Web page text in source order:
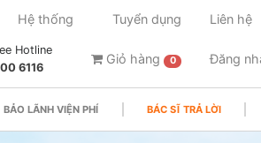
Hệ thống Tuyển dụng Liên hệ
Hotline
6116
Giỏ hàng 0 Đăng
BẢO LÃNH VIỆN PHÍ BÁC SĨ TRẢ LỜI